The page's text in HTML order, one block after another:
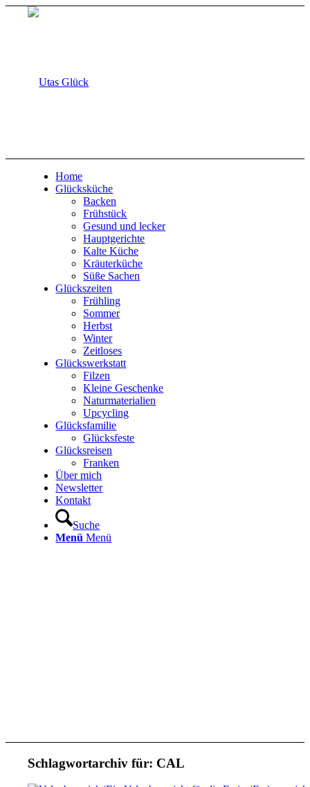
Home
Glücksküche
Backen
Frühstück
Gesund und lecker
Hauptgerichte
Kalte Küche
Kräuterküche
Süße Sachen
Glückszeiten
Frühling
Sommer
Herbst
Winter
Zeitloses
Glückswerkstatt
Filzen
Kleine Geschenke
Naturmaterialien
Upcycling
Glücksfamilie
Glücksfeste
Glücksreisen
Franken
Über mich
Newsletter
Kontakt
Suche
Menü Menü
Schlagwortarchiv für: CAL